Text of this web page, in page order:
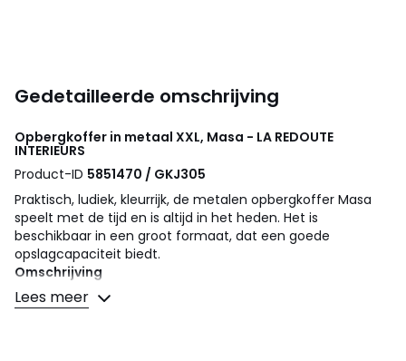
Gedetailleerde omschrijving
Opbergkoffer in metaal XXL, Masa - LA REDOUTE
INTERIEURS
Product-ID 5851470 / GKJ305
Praktisch, ludiek, kleurrijk, de metalen opbergkoffer Masa
speelt met de tijd en is altijd in het heden. Het is
beschikbaar in een groot formaat, dat een goede
opslagcapaciteit biedt.
Omschrijving
• Metaal bedekt met epoxy verf
• 1 handvat aan beide zijden om gemakkelijk te
Lees meer